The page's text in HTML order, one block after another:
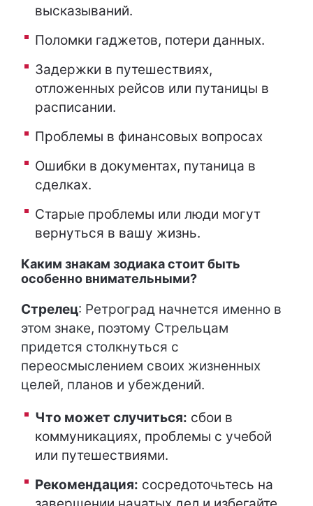
высказываний.
Поломки гаджетов, потери данных.
Задержки в путешествиях,
отложенных рейсов или путаницы в
расписании.
Проблемы в финансовых вопросах
Ошибки в документах, путаница в
сделках.
Старые проблемы или люди могут
вернуться в вашу жизнь.
Каким знакам зодиака стоит быть
особенно внимательными?
Стрелец: Ретроград начнется именно в
этом знаке, поэтому Стрельцам
придется столкнуться с
переосмыслением своих жизненных
целей, планов и убеждений.
Что может случиться: сбои в
коммуникациях, проблемы с учебой
или путешествиями.
Рекомендация: сосредоточьтесь на